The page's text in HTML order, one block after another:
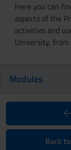
Here you can
aspects of the
activities and
University,
Modules
Back